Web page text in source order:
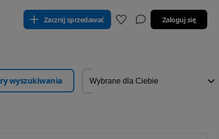
Zacznij sprzedawać Zaloguj się
wyszukiwania